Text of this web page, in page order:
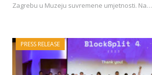
Zagrebu u Muzeju suvremene umjetnosti. Na…
PRESS RELEASE